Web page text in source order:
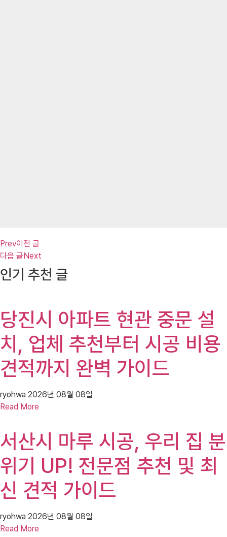
Prev이전 글
다음 글 Next
인기 추천 글
당진시 아파트 현관 중문 설
치, 업체 추천부터 시공 비용
견적까지 완벽 가이드
ryohwa 2026년 08월 08일
Read More
서산시 마루 시공, 우리 집 분
위기 UP! 전문점 추천 및 최
신 견적 가이드
ryohwa 2026년 08월 08일
Read More